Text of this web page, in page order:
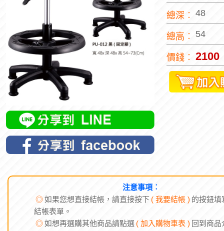
總深︰ 48
總高︰ 54
價錢︰ 2100
注意事項︰
◎如果您想直接結帳，請直接按下 ( 我要結帳 ) 的按鈕填
結帳表單。
◎如想再選購其他商品請點選 ( 加入購物車表 ) 回到商品